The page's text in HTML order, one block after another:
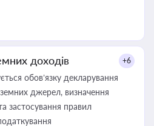
доходів +6
обов’язку декларування
джерел, визначення
застосування правил